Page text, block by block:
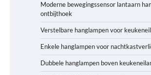
Moderne bewegingssensor lantaarn
ontbijthoek
Verstelbare hanglampen voor
Enkele hanglampen voor
Dubbele hanglampen boven